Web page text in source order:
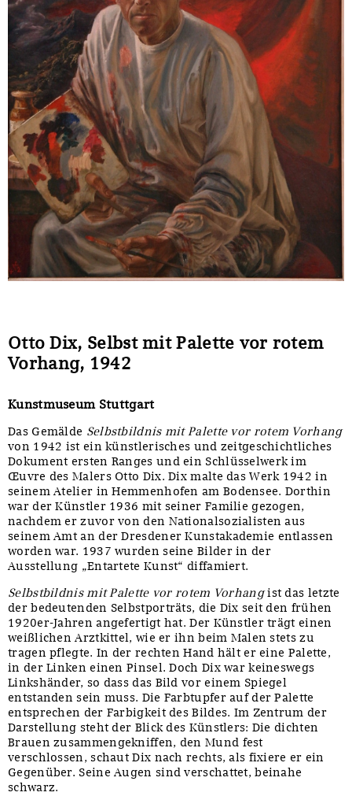
Otto Dix, Selbst mit Palette vor rotem
Vorhang, 1942
Kunstmuseum Stuttgart
Das Gemälde Selbstbildnis mit Palette vor rotem Vorhang
von 1942 ist ein künstlerisches und zeitgeschichtliches
Dokument ersten Ranges und ein Schlüsselwerk im
Œuvre des Malers Otto Dix. Dix malte das Werk 1942 in
seinem Atelier in Hemmenhofen am Bodensee. Dorthin
war der Künstler 1936 mit seiner Familie gezogen,
nachdem er zuvor von den Nationalsozialisten aus
seinem Amt an der Dresdener Kunstakademie entlassen
worden war. 1937 wurden seine Bilder in der
Ausstellung „Entartete Kunst“ diffamiert.
Selbstbildnis mit Palette vor rotem Vorhangist das letzte
der bedeutenden Selbstporträts, die Dix seit den frühen
1920er-Jahren angefertigt hat. Der Künstler trägt einen
weißlichen Arztkittel, wie er ihn beim Malen stets zu
tragen pflegte. In der rechten Hand hält er eine Palette,
in der Linken einen Pinsel. Doch Dix war keineswegs
Linkshänder, so dass das Bild vor einem Spiegel
entstanden sein muss. Die Farbtupfer auf der Palette
entsprechen der Farbigkeit des Bildes. Im Zentrum der
Darstellung steht der Blick des Künstlers: Die dichten
Brauen zusammengekniffen, den Mund fest
verschlossen, schaut Dix nach rechts, als fixiere er ein
Gegenüber. Seine Augen sind verschattet, beinahe
schwarz.
Sonstiges